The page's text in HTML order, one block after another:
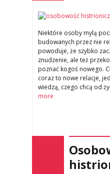
Niektóre osoby mylą
budowanych przez nie
powoduje, że szybko
znudzenie, ale też
poznać kogoś nowego.
coraz to nowe relacje,
wiedzą, czego chcą od
more